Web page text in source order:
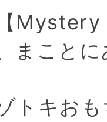
まこと
トキお